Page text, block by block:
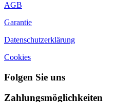
AGB
Garantie
Datenschutzerklärung
Cookies
Folgen Sie uns
Zahlungsmöglichkeiten